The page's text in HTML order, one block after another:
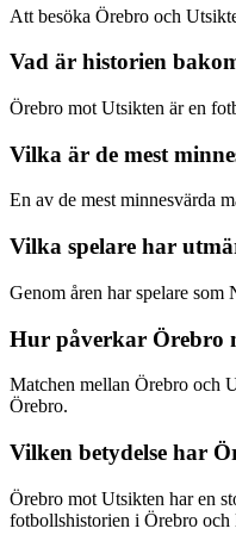
Att besöka Örebro och
Vad är historien
Örebro mot Utsikten är en
Vilka är de mest
En av de mest minnesvärda
Vilka spelare har
Genom åren har spelare
Hur påverkar Örebro
Matchen mellan Örebro och
Örebro.
Vilken betydelse har
Örebro mot Utsikten har en
fotbollshistorien i Örebro och